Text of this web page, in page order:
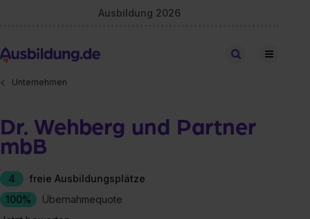
Ausbildung 2026
Stellen finden
Unternehmen
Dr. Wehberg und Partner
mbB
4
freie Ausbildungsplätze
100%
Übernahmequote